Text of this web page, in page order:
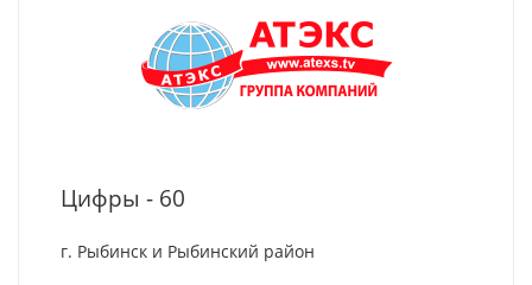
Цифры - 60
г. Рыбинск и Рыбинский район